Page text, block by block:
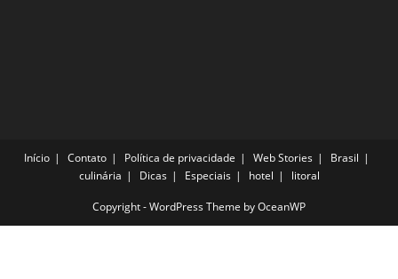
Início Contato Política de privacidade Web Stories
Brasil
culinária
Dicas Especiais hotel litoral
Copyright - WordPress Theme by OceanWP